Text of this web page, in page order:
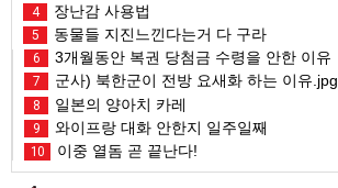
4 장난감 사용법
5 동물들 지진느낀다는거 다 구라
6 3개월동안 복권 당첨금 수령을 안한 이유
7 군사) 북한군이 전방 요새화 하는 이유.jpg
8 일본의 양아치 카레
9 와이프랑 대화 안한지 일주일째
10 이중 열돔 곧 끝난다!